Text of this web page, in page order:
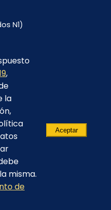
N1)
“Lista Corta”
los derechos
,
la
misma.
de
Aceptar